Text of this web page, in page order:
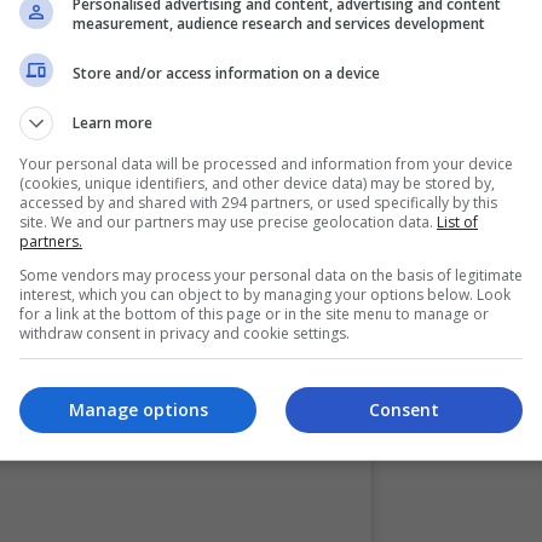
mampu buat umrah jangan tangguh tangguh. Hati kecil
apabila saya dah betul-betul bersedia.
mampu bangun pagi setiap hari, bekerja dan nampak
sedih. Saya lemah atau menjadi lemah tanpa saya
Personalised advertising and content, advertising and content
measurement, audience research and services development
Store and/or access information on a device
Learn more
Your personal data will be processed and information from your device
(cookies, unique identifiers, and other device data) may be stored by,
accessed by and shared with 294 partners, or used specifically by this
site. We and our partners may use precise geolocation data. List of
partners.
Some vendors may process your personal data on the basis of legitimate
interest, which you can object to by managing your options below. Look
for a link at the bottom of this page or in the site menu to manage or
withdraw consent in privacy and cookie settings.
Consent
Manage options